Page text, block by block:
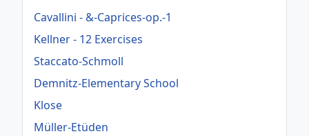
Cavallini - &-Caprices-op.-1
Kellner - 12 Exercises
Staccato-Schmoll
Demnitz-Elementary School
Klose
Müller-Etüden